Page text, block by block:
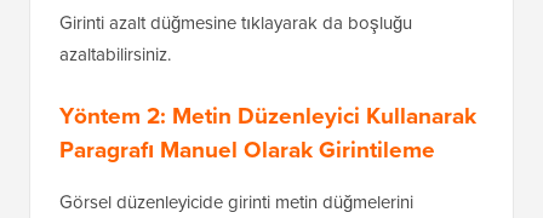
Girinti azalt düğmesine tıklayarak da boşluğu
azaltabilirsiniz.
Yöntem 2: Metin Düzenleyici Kullanarak
Paragrafı Manuel Olarak Girintileme
Görsel düzenleyicide girinti metin düğmelerini